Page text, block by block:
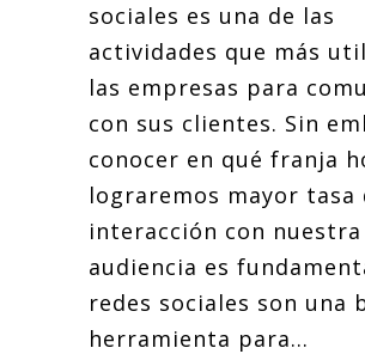
sociales es una de las
actividades que más
las empresas para
con sus clientes. Sin
conocer en qué franja
lograremos mayor tasa
interacción con nuestra
audiencia es
redes sociales son una
herramienta para...